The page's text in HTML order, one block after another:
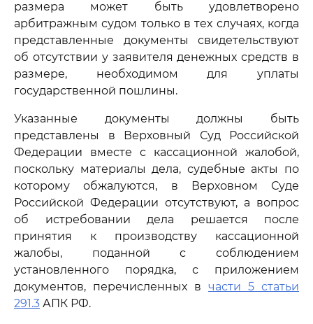
размера может быть удовлетворено
арбитражным судом только в тех случаях, когда
представленные документы свидетельствуют
об отсутствии у заявителя денежных средств в
размере, необходимом для уплаты
государственной пошлины.
Указанные документы должны быть
представлены в Верховный Суд Российской
Федерации вместе с кассационной жалобой,
поскольку материалы дела, судебные акты по
которому обжалуются, в Верховном Суде
Российской Федерации отсутствуют, а вопрос
об истребовании дела решается после
принятия к производству кассационной
жалобы, поданной с соблюдением
установленного порядка, с приложением
документов, перечисленных в части 5 статьи
291.3 АПК РФ.